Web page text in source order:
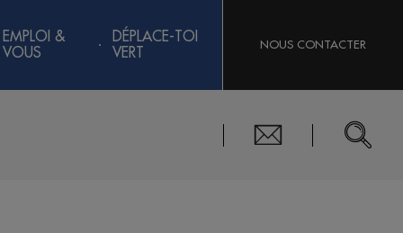
EMPLOI &
VOUS
DÉPLACE-TOI
VERT
NOUS CONTACTER